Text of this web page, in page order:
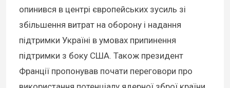
опинився в центрі європейських зусиль зі
збільшення витрат на оборону і надання
підтримки Україні в умовах припинення
підтримки з боку США. Також президент
Франції пропонував почати переговори про